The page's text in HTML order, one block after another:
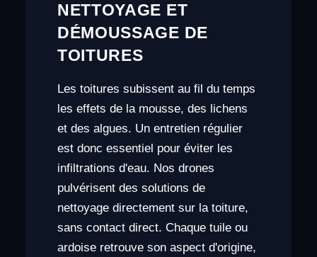
NETTOYAGE ET
DÉMOUSSAGE DE
TOITURES
Les toitures subissent au fil du temps
les effets de la mousse, des lichens
et des algues. Un entretien régulier
est donc essentiel pour éviter les
infiltrations d'eau. Nos drones
pulvérisent des solutions de
nettoyage directement sur la toiture,
sans contact direct. Chaque tuile ou
ardoise retrouve son aspect d'origine,